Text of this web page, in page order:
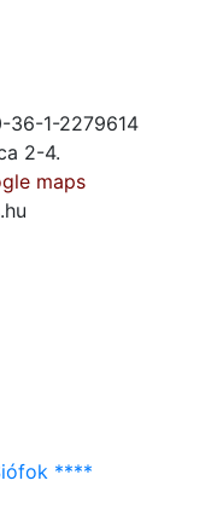
36-1-2279614
2-4.
maps
****